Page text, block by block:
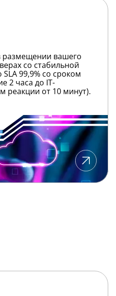
вашего
со стабильной
99,9% со сроком
2 часа до IT-
реакции от 10 минут).